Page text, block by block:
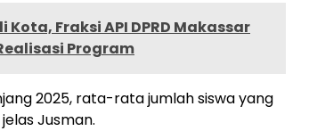
Kota, Fraksi API DPRD Makassar
Program
2025, rata-rata jumlah siswa yang
Jusman.